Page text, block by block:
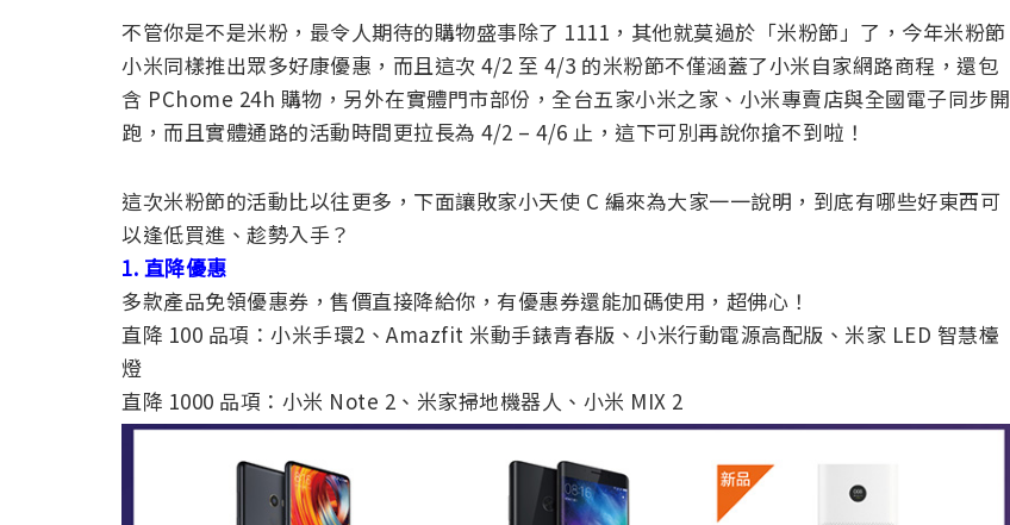
不管你是不是米粉，最令人期待的購物盛事除了 1111，其他就莫過於「米粉節」了，今年米粉節
小米同樣推出眾多好康優惠，而且這次 4/2 至 4/3 的米粉節不僅涵蓋了小米自家網路商程，還包
含 PChome 24h 購物，另外在實體門市部份，全台五家小米之家、小米專賣店與全國電子同步開
跑，而且實體通路的活動時間更拉長為 4/2 – 4/6 止，這下可別再說你搶不到啦！
這次米粉節的活動比以往更多，下面讓敗家小天使 C 編來為大家一一說明，到底有哪些好東西可
以逢低買進、趁勢入手？
1. 直降優惠
多款產品免領優惠券，售價直接降給你，有優惠券還能加碼使用，超佛心！
直降 100 品項：小米手環2、Amazfit 米動手錶青春版、小米行動電源高配版、米家 LED 智慧檯
燈
直降 1000 品項：小米 Note 2、米家掃地機器人、小米 MIX 2